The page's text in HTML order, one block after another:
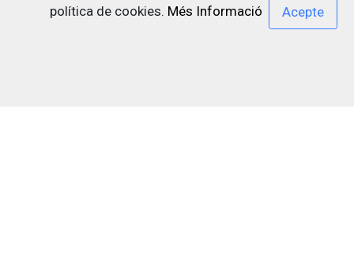
política de cookies. Més Informació